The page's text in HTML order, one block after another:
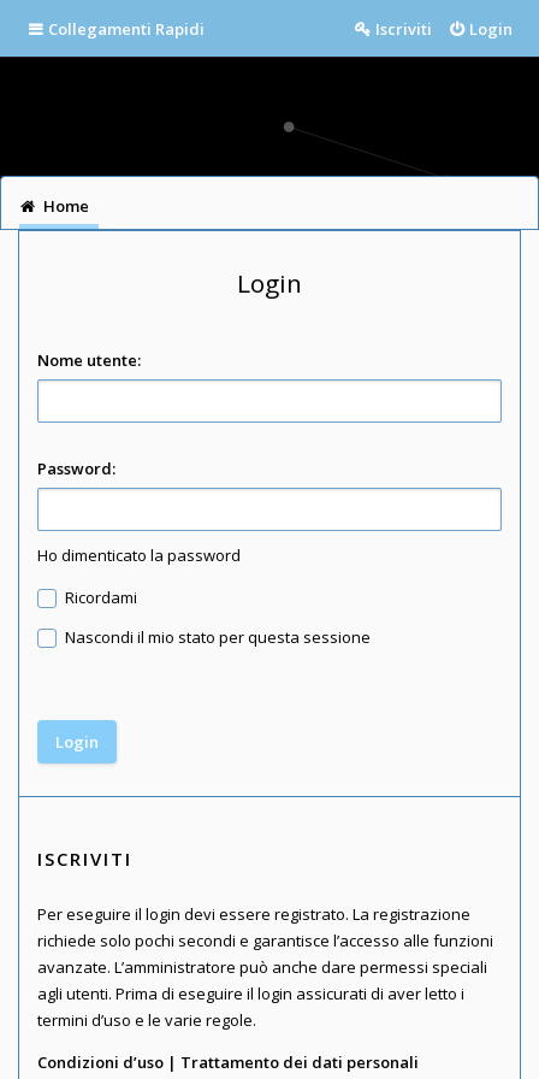
Collegamenti Rapidi Login
Iscriviti
Home
Login
Nome utente:
Password:
Ho dimenticato la password
Ricordami
Nascondi il mio stato per questa sessione
ISCRIVITI
Per eseguire il login devi essere registrato. La registrazione
richiede solo pochi secondi e garantisce l’accesso alle funzioni
avanzate. L’amministratore può anche dare permessi speciali
agli utenti. Prima di eseguire il login assicurati di aver letto i
termini d’uso e le varie regole.
Condizioni d’uso | Trattamento dei dati personali